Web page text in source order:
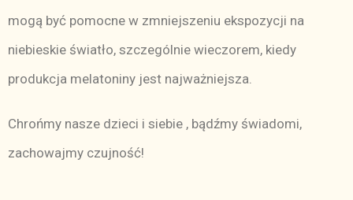
mogą być pomocne w zmniejszeniu ekspozycji na
niebieskie światło, szczególnie wieczorem, kiedy
produkcja melatoniny jest najważniejsza.
Chrońmy nasze dzieci i siebie , bądźmy świadomi,
zachowajmy czujność!